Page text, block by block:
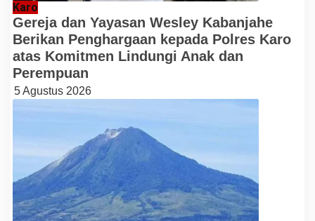
Karo
Gereja dan Yayasan Wesley Kabanjahe
Berikan Penghargaan kepada Polres Karo
atas Komitmen Lindungi Anak dan
Perempuan
5 Agustus 2026